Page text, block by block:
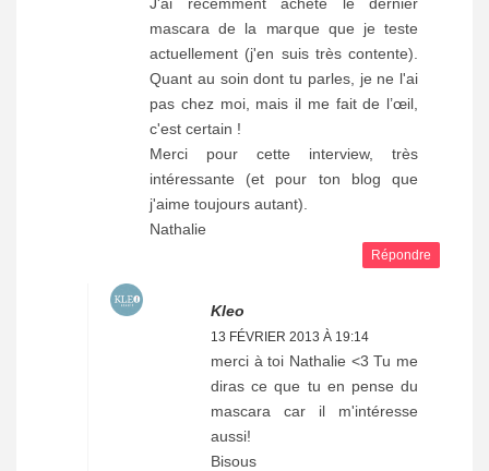
mascara de la marque que je teste
actuellement (j'en suis très contente).
Quant au soin dont tu parles, je ne l'ai
pas chez moi, mais il me fait de l’œil,
c'est certain !
Merci pour cette interview, très
intéressante (et pour ton blog que
j'aime toujours autant).
Nathalie
Répondre
Kleo
13 FÉVRIER 2013 À 19:14
merci à toi Nathalie <3 Tu me
diras ce que tu en pense du
mascara car il m'intéresse
aussi!
Bisous